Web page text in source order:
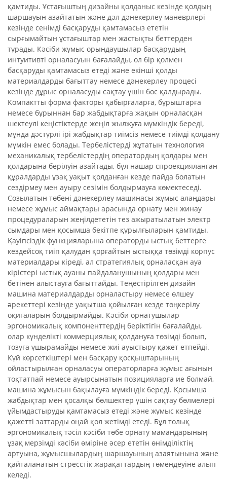
қамтиды. Ұстағыштың дизайны қолданыс кезінде қолдың
шаршауын азайтатын және дәл дәнекерлеу маневрлері
кезінде сенімді басқаруды қамтамасыз ететін
сырғымайтын ұстағыштар мен жастықты беттерден
тұрады. Кәсіби жұмыс орындаушылар басқарудың
интуитивті орналасуын бағалайды, ол бір қолмен
басқаруды қамтамасыз етеді және екінші қолды
материалдарды бағыттау немесе дәнекерлеу процесі
кезінде дұрыс орналасуды сақтау үшін бос қалдырады.
Компактты форма факторы қабырғаларға, бұрыштарға
немесе бұрыннан бар жабдықтарға жақын орналасқан
шектеулі кеңістіктерде жеңіл жылжуға мүмкіндік береді,
мұнда дәстүрлі ірі жабдықтар тиімсіз немесе тиімді қолдану
мүмкін емес болады. Тербелістерді жұтатын технология
механикалық тербелістердің оператордың қолдары мен
қолдарына берілуін азайтады, бұл нашар спроекцияланған
құралдарды ұзақ уақыт қолданған кезде пайда болатын
сездірмеу мен ауыру сезімін болдырмауға көмектеседі.
Созылатын төбені дәнекерлеу машинасы жұмыс алаңдары
немесе жұмыс аймақтары арасында орнату мен жинау
процедураларын жеңілдететін тез ажыратылатын электр
сымдары мен қосымша бекітпе құрылғыларын қамтиды.
Қауіпсіздік функцияларына операторды ыстық беттерге
кездейсоқ тиіп қалудан қорғайтын ыстыққа төзімді корпус
материалдары кіреді, ал стратегиялық орналасқан ауа
кірістері ыстық ауаны пайдаланушының қолдары мен
бетінен алыстауға бағыттайды. Теңестірілген дизайн
машина материалдарды орналастыру немесе өлшеу
әрекеттері кезінде уақытша қойылған кезде төңкерілу
оқиғаларын болдырмайды. Кәсіби орнатушылар
эргономикалық компоненттердің беріктігін бағалайды,
олар күнделікті коммерциялық қолдануға төзімді болып,
тозуға ұшырамайды немесе жиі ауыстыру қажет етпейді.
Күй көрсеткіштері мен басқару қосқыштарының
ойластырылған орналасуы операторларға жұмыс ағынын
тоқтатпай немесе ауырсынатын позицияларға ие болмай,
машина жұмысын бақылауға мүмкіндік береді. Қосымша
жабдықтар мен қосалқы бөлшектер үшін сақтау бөлмелері
ұйымдастыруды қамтамасыз етеді және жұмыс кезінде
қажетті заттарды оңай қол жетімді етеді. Бұл толық
эргономикалық тәсіл кәсіби төбе орнату мамандарының
ұзақ мерзімді кәсіби өміріне әсер ететін өнімділіктің
артуына, жұмысшылардың шаршауының азаятынына және
қайталанатын стресстік жарақаттардың төмендеуіне алып
келеді.